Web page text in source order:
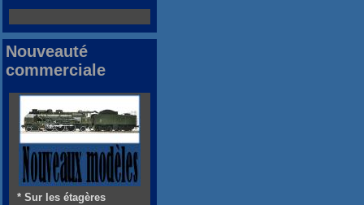
Nouveauté
commerciale
* Sur les étagères